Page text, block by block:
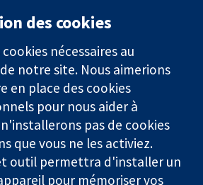
11-13 Cavendish
Square
Londres
W1G0AN
Royaume-Uni
nous
Actualités
presse
Qui sommes-
nous
Offres
d'emploi
des cookies
nécessaires au
notre site. Nous aimerions
en place des cookies
pour nous aider à
pas de cookies
que vous ne les activiez.
outil permettra d'installer un
pour mémoriser vos